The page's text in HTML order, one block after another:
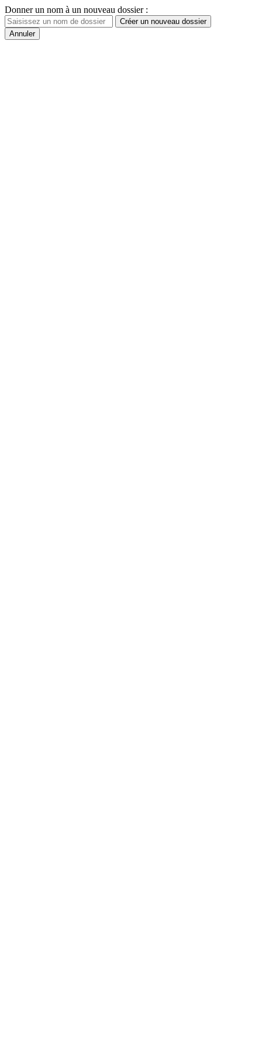
Donner un nom à un nouveau dossier :
Créer un nouveau dossier
Annuler